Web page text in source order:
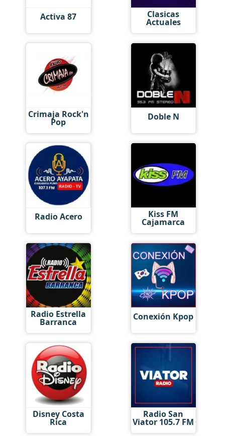
Activa 87 Clasicas
Actuales
Crimaja Rock'n
Pop Doble N
Radio Acero Kiss FM
Cajamarca
Radio Estrella
Barranca Conexión Kpop
Disney Costa
Rica
Radio San
Viator 105.7 FM